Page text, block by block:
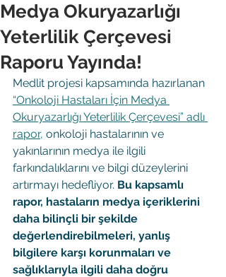
Medya Okuryazarlığı
Yeterlilik Çerçevesi
Raporu Yayında!
Medlit projesi kapsamında hazırlanan
“Onkoloji Hastaları İçin Medya
Okuryazarlığı Yeterlilik Çerçevesi” adlı
rapor, onkoloji hastalarının ve
yakınlarının medya ile ilgili
farkındalıklarını ve bilgi düzeylerini
artırmayı hedefliyor. Bu kapsamlı
rapor, hastaların medya içeriklerini
daha bilinçli bir şekilde
değerlendirebilmeleri, yanlış
bilgilere karşı korunmaları ve
sağlıklarıyla ilgili daha doğru